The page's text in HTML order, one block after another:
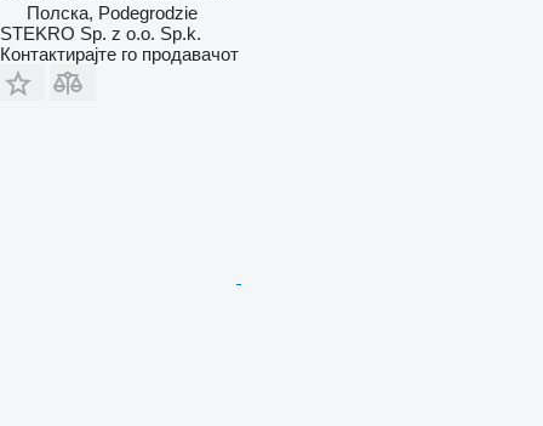
Полска, Podegrodzie
STEKRO Sp. z o.o. Sp.k.
Контактирајте го продавачот